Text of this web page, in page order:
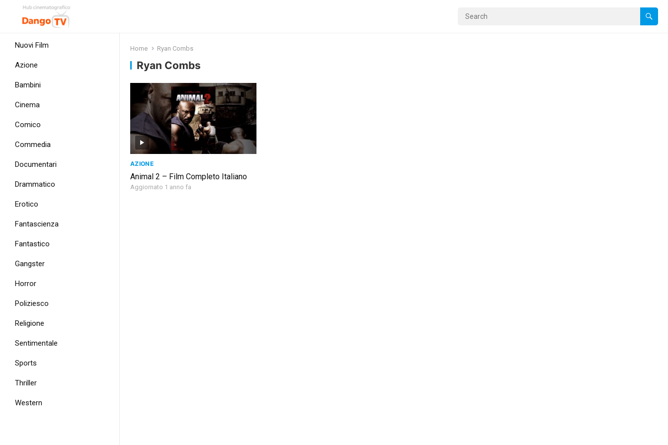
Nuovi Film
Azione
Bambini
Cinema
Comico
Commedia
Documentari
Drammatico
Erotico
Fantascienza
Fantastico
Gangster
Horror
Poliziesco
Religione
Sentimentale
Sports
Thriller
Western
Home Ryan Combs
Ryan Combs
AZIONE
Animal 2 – Film Completo Italiano
Aggiornato 1 anno fa